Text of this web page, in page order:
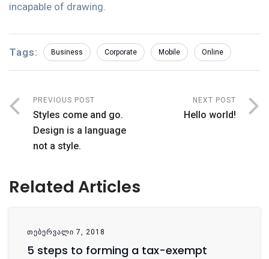
incapable of drawing.
Tags: Business Corporate Mobile Online
PREVIOUS POST
Styles come and go.
Design is a language
not a style.
NEXT POST
Hello world!
Related Articles
ᲗᲔᲑᲔᲠᲕᲐᲚᲘ 7, 2018
5 steps to forming a tax-exempt